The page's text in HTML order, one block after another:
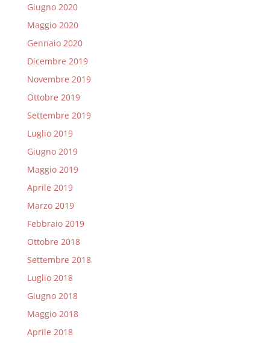
Giugno 2020
Maggio 2020
Gennaio 2020
Dicembre 2019
Novembre 2019
Ottobre 2019
Settembre 2019
Luglio 2019
Giugno 2019
Maggio 2019
Aprile 2019
Marzo 2019
Febbraio 2019
Ottobre 2018
Settembre 2018
Luglio 2018
Giugno 2018
Maggio 2018
Aprile 2018